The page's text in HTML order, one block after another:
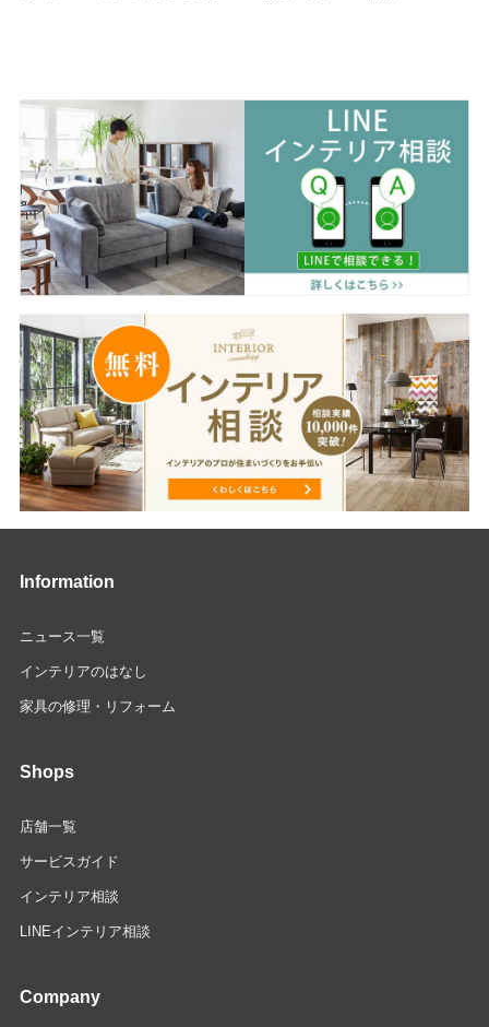
Information
ニュース一覧
インテリアのはなし
家具の修理・リフォーム
Shops
店舗一覧
サービスガイド
インテリア相談
LINEインテリア相談
Company